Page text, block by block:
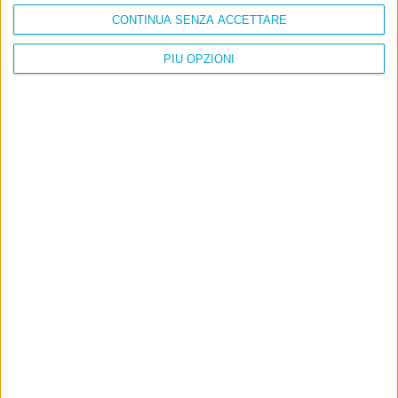
PIÙ OPZIONI
CONTINUA SENZA ACCETTARE